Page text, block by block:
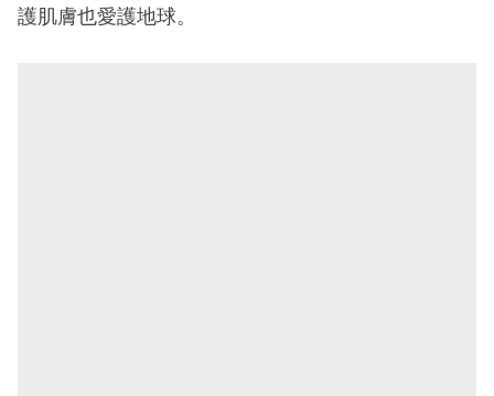
護肌膚也愛護地球。